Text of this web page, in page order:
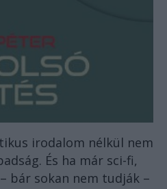
irodalom nélkül nem
És ha már sci-fi,
bár sokan nem tudják –